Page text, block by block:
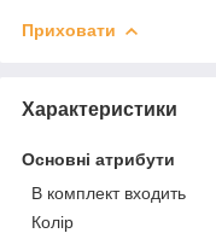
Приховати
Характеристики
Основні атрибути
В комплект входить
Колір